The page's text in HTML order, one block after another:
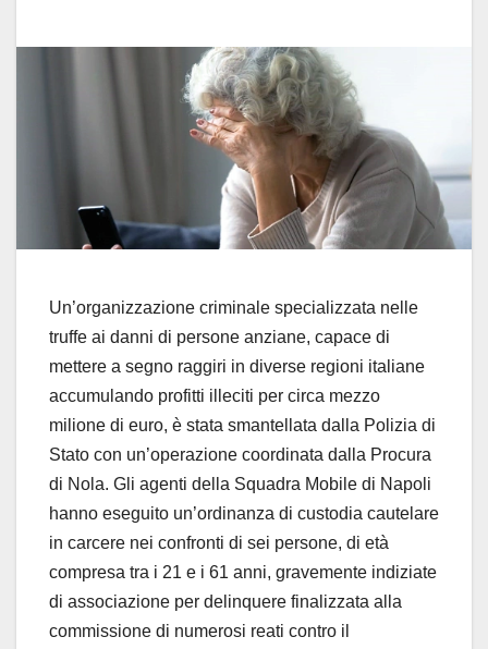
Un’organizzazione criminale specializzata nelle
truffe ai danni di persone anziane, capace di
mettere a segno raggiri in diverse regioni italiane
accumulando profitti illeciti per circa mezzo
milione di euro, è stata smantellata dalla Polizia di
Stato con un’operazione coordinata dalla Procura
di Nola. Gli agenti della Squadra Mobile di Napoli
hanno eseguito un’ordinanza di custodia cautelare
in carcere nei confronti di sei persone, di età
compresa tra i 21 e i 61 anni, gravemente indiziate
di associazione per delinquere finalizzata alla
commissione di numerosi reati contro il